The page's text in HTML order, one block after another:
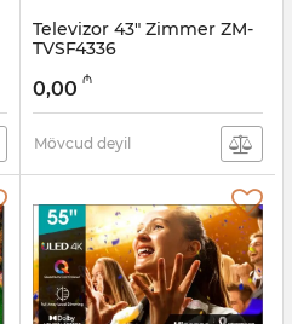
Televizor 43" Zimmer ZM-
TVSF4336
12011240
0,00 ₼
Mövcud deyil